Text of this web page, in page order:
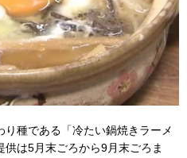
り種である「冷たい鍋焼きラーメ
は5月末ごろから9月末ごろま